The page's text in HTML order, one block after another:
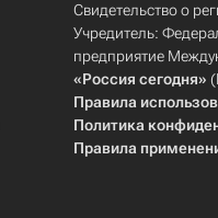
Свидетельство о
Учредитель:
предприятие
«Россия сегодня»
Правила
Политика
Правила